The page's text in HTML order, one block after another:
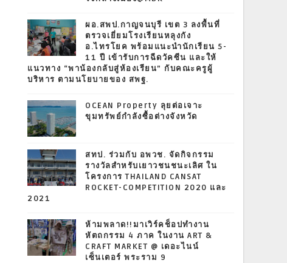
ผอ.สพป.กาญจนบุรี เขต 3 ลงพื้นที่
ตรวจเยี่ยมโรงเรียนหลุงกัง
อ.ไทรโยค พร้อมแนะนำนักเรียน 5-
11 ปี เข้ารับการฉีดวัคซีน และให้
แนวทาง “พาน้องกลับสู่ห้องเรียน” กับคณะครูผู้
บริหาร ตามนโยบายของ สพฐ.
OCEAN Property ลุยต่อเจาะ
ขุมทรัพย์กำลังซื้อต่างจังหวัด
สทป. ร่วมกับ อพวช. จัดกิจกรรม
รางวัลสำหรับเยาวชนชนะเลิศ ใน
โครงการ THAILAND CANSAT
ROCKET-COMPETITION 2020 และ
2021
ห้ามพลาด!!มาเวิร์คช็อปทำงาน
หัตถกรรม 4 ภาค ในงาน ART &
CRAFT MARKET @ เดอะไนน์
เซ็นเตอร์ พระราม 9